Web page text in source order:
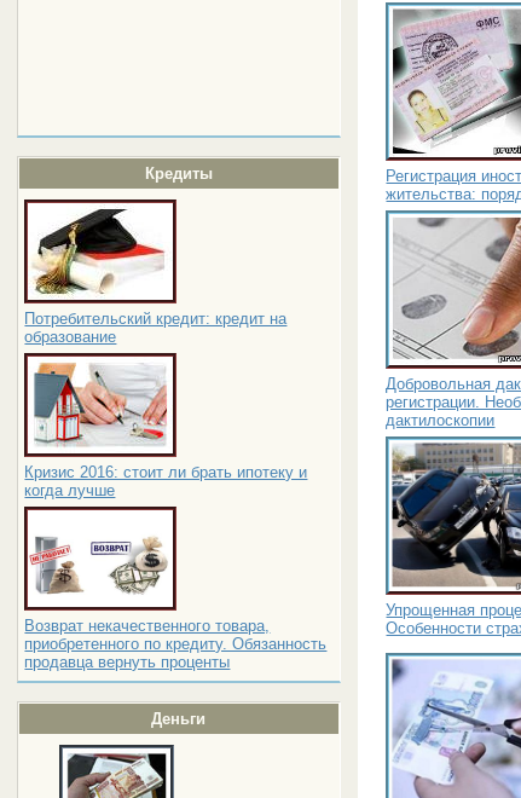
Кредиты
Потребительский кредит: кредит на
образование
Кризис 2016: стоит ли брать ипотеку и
когда лучше
Возврат некачественного товара,
приобретенного по кредиту. Обязанность
продавца вернуть проценты
Деньги
Регистрация
жительства:
Добровольная
регистрации.
дактилоскопии
Упрощенная
Особенности